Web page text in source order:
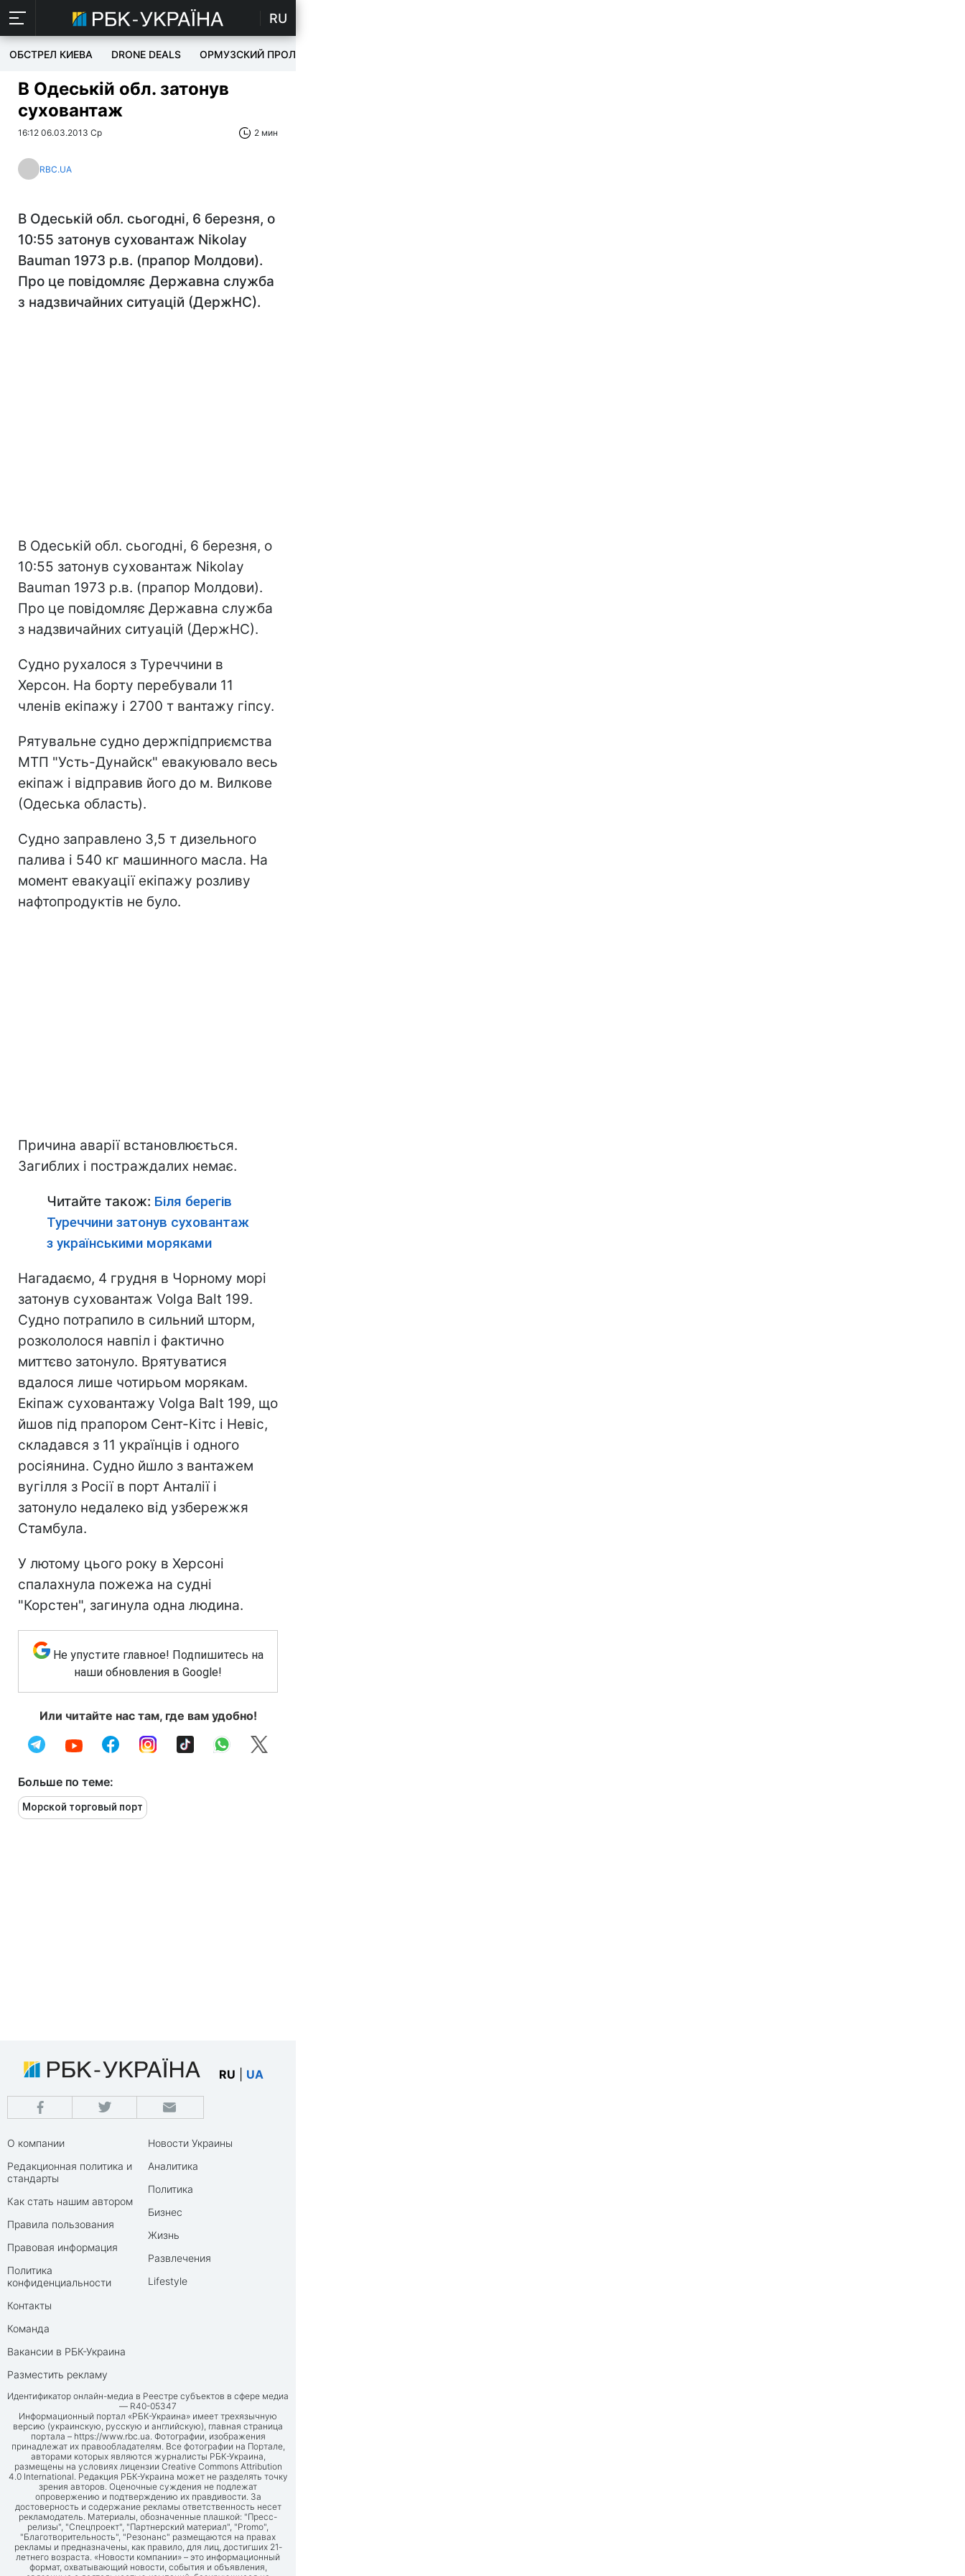
RU
ОБСТРЕЛ КИЕВА DRONE DEALS ОРМУЗСКИЙ ПРОЛИВ
В Одеській обл. затонув
суховантаж
16:12 06.03.2013 Ср 2 мин
RBC.UA
В Одеській обл. сьогодні, 6 березня, о
10:55 затонув суховантаж Nikolay
Bauman 1973 р.в. (прапор Молдови).
Про це повідомляє Державна служба
з надзвичайних ситуацій (ДержНС).
В Одеській обл. сьогодні, 6 березня, о
10:55 затонув суховантаж Nikolay
Bauman 1973 р.в. (прапор Молдови).
Про це повідомляє Державна служба
з надзвичайних ситуацій (ДержНС).
Судно рухалося з Туреччини в
Херсон. На борту перебували 11
членів екіпажу і 2700 т вантажу гіпсу.
Рятувальне судно держпідприємства
МТП "Усть-Дунайск" евакуювало весь
екіпаж і відправив його до м. Вилкове
(Одеська область).
Судно заправлено 3,5 т дизельного
палива і 540 кг машинного масла. На
момент евакуації екіпажу розливу
нафтопродуктів не було.
Причина аварії встановлюється.
Загиблих і постраждалих немає.
Читайте також: Біля берегів
Туреччини затонув суховантаж
з українськими моряками
Нагадаємо, 4 грудня в Чорному морі
затонув суховантаж Volga Balt 199.
Судно потрапило в сильний шторм,
розкололося навпіл і фактично
миттєво затонуло. Врятуватися
вдалося лише чотирьом морякам.
Екіпаж суховантажу Volga Balt 199, що
йшов під прапором Сент-Кітс і Невіс,
складався з 11 українців і одного
росіянина. Судно йшло з вантажем
вугілля з Росії в порт Анталії і
затонуло недалеко від узбережжя
Стамбула.
У лютому цього року в Херсоні
спалахнула пожежа на судні
"Корстен", загинула одна людина.
Не упустите главное! Подпишитесь на
наши обновления в Google!
Или читайте нас там, где вам удобно!
Больше по теме:
Морской торговый порт
RU UA
О компании
Редакционная политика и
стандарты
Как стать нашим автором
Правила пользования
Правовая информация
Политика
конфиденциальности
Контакты
Команда
Вакансии в РБК-Украина
Разместить рекламу
Новости Украины
Аналитика
Политика
Бизнес
Жизнь
Развлечения
Lifestyle
Идентификатор онлайн-медиа в Реестре субъектов в сфере медиа
— R40-05347
Информационный портал «РБК-Украина» имеет трехязычную
версию (украинскую, русскую и английскую), главная страница
портала – https://www.rbc.ua. Фотографии, изображения
принадлежат их правообладателям. Все фотографии на Портале,
авторами которых являются журналисты РБК-Украина,
размещены на условиях лицензии Creative Commons Attribution
4.0 International. Редакция РБК-Украина может не разделять точку
зрения авторов. Оценочные суждения не подлежат
опровержению и подтверждению их правдивости. За
достоверность и содержание рекламы ответственность несет
рекламодатель. Материалы, обозначенные плашкой: "Пресс-
релизы", "Спецпроект", "Партнерский материал", "Promo",
"Благотворительность", "Резонанс" размещаются на правах
рекламы и предназначены, как правило, для лиц, достигших 21-
летнего возраста. «Новости компании» – это информационный
формат, охватывающий новости, события и объявления,